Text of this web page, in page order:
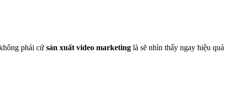
phải cứ sản xuất video marketing là sẽ nhìn thấy ngay hiệu quả